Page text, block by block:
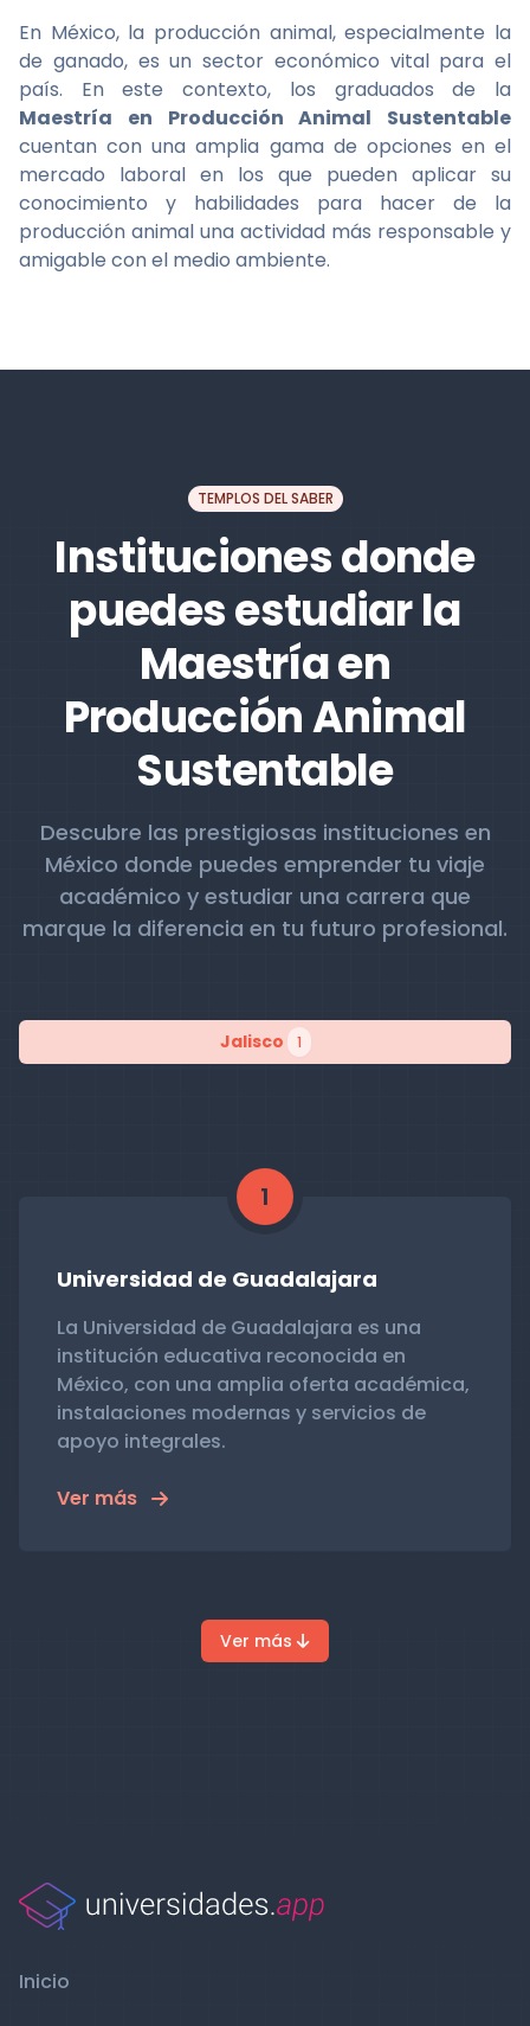
En México, la producción animal, especialmente la
de ganado, es un sector económico vital para el
país. En este contexto, los graduados de la
Maestría en Producción Animal Sustentable
cuentan con una amplia gama de opciones en el
mercado laboral en los que pueden aplicar su
conocimiento y habilidades para hacer de la
producción animal una actividad más responsable y
amigable con el medio ambiente.
TEMPLOS DEL SABER
Instituciones donde
puedes estudiar la
Maestría en
Producción Animal
Sustentable
Descubre las prestigiosas instituciones en
México donde puedes emprender tu viaje
académico y estudiar una carrera que
marque la diferencia en tu futuro profesional.
Jalisco 1
1
Universidad de Guadalajara
La Universidad de Guadalajara es una
institución educativa reconocida en
México, con una amplia oferta académica,
instalaciones modernas y servicios de
apoyo integrales.
Ver más
Ver más
Inicio